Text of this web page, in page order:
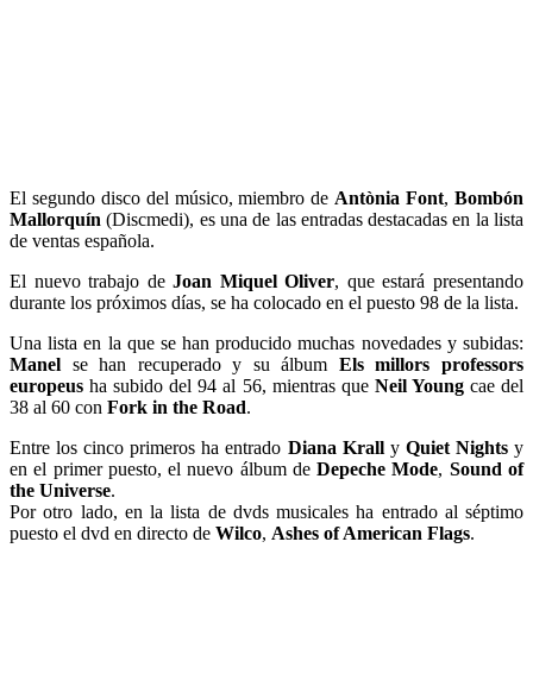
El segundo disco del músico, miembro de Antònia Font,Bombón
Mallorquín (Discmedi), es una de las entradas destacadas en la lista
de ventas española.
El nuevo trabajo deJoan Miquel Oliver, que estará presentando
durante los próximos días, se ha colocado en el puesto 98 de la lista.
Una lista en la que se han producido muchas novedades y subidas:
Manel se han recuperado y su álbum Els millors professors
europeus ha subido del 94 al 56, mientras que Neil Youngcae del
38 al 60 con Fork in the Road.
Entre los cinco primeros ha entrado Diana Krally Quiet Nightsy
en el primer puesto, el nuevo álbum deDepeche Mode, Sound of
the Universe.
Por otro lado, en la lista de dvds musicales ha entrado al séptimo
puesto el dvd en directo de Wilco, Ashes of American Flags.